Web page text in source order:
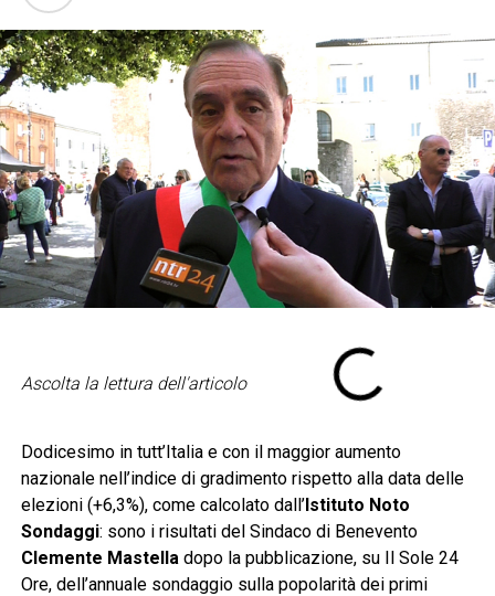
Ascolta la lettura dell'articolo
Dodicesimo in tutt’Italia e con il maggior aumento
nazionale nell’indice di gradimento rispetto alla data delle
elezioni (+6,3%), come calcolato dall’Istituto Noto
Sondaggi: sono i risultati del Sindaco di Benevento
Clemente Mastelladopo la pubblicazione, su Il Sole 24
Ore, dell’annuale sondaggio sulla popolarità dei primi